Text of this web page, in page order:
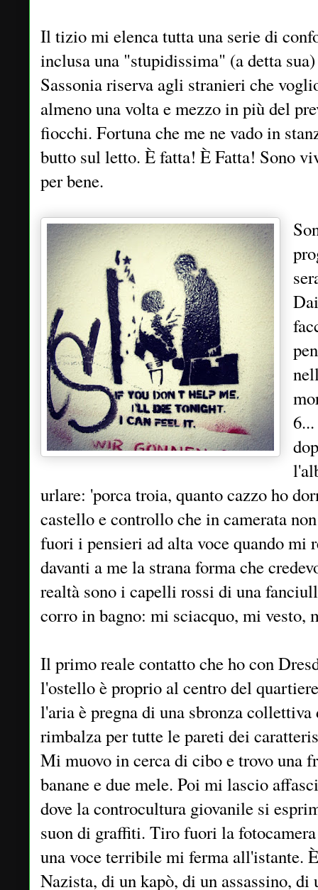
Il tizio mi elenca tutta una serie di
inclusa una "stupidissima" (a detta
Sassonia riserva agli stranieri che
almeno una volta e mezzo in più del
fiocchi. Fortuna che me ne vado in
butto sul letto. È fatta! È Fatta! Sono
per bene.
urlare: 'porca troia, quanto cazzo ho
castello e controllo che in camerata
fuori i pensieri ad alta voce quando mi
davanti a me la strana forma che
realtà sono i capelli rossi di una
corro in bagno: mi sciacquo, mi vesto,
Il primo reale contatto che ho con
l'ostello è proprio al centro del
l'aria è pregna di una sbronza collettiva
rimbalza per tutte le pareti dei
Mi muovo in cerca di cibo e trovo una
banane e due mele. Poi mi lascio
dove la controcultura giovanile si
suon di graffiti. Tiro fuori la
una voce terribile mi ferma all'istante.
Nazista, di un kapò, di un assassino,